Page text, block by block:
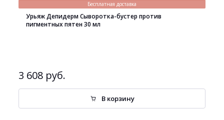
Бесплатная доставка
Урьяж Депидерм Сыворотка-бустер против
пигментных пятен 30 мл
3 608 руб.
В корзину